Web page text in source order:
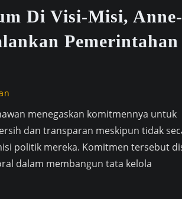
Di Visi-Misi, Anne-
Pemerintahan
menegaskan komitmennya untuk
dan transparan meskipun tidak
politik mereka. Komitmen tersebut
dalam membangun tata kelola